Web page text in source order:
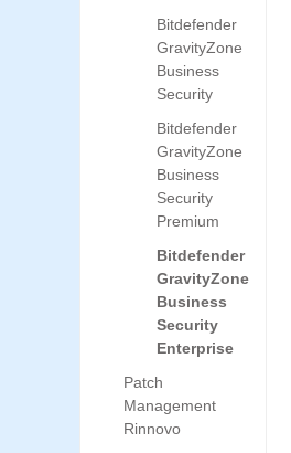
Bitdefender
GravityZone
Business
Security
Bitdefender
GravityZone
Business
Security
Premium
Bitdefender
GravityZone
Business
Security
Enterprise
Patch
Management
Rinnovo